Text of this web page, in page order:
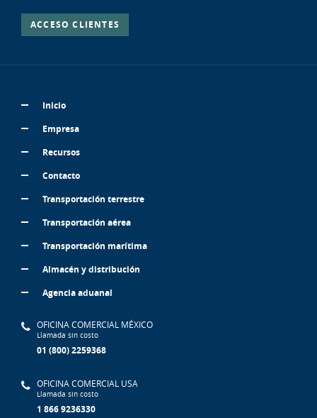
ACCESO CLIENTES
Inicio
Empresa
Recursos
Contacto
Transportación terrestre
Transportación aérea
Transportación marítima
Almacén y distribución
Agencia aduanal
OFICINA COMERCIAL MÉXICO
Llamada sin costo
01 (800) 2259368
OFICINA COMERCIAL USA
Llamada sin costo
1 866 9236330